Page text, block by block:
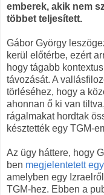
emberek, akik nem
többet teljesített.
Gábor György
kerül előtérbe, ezért
hogy tágabb
távozását. A
törléséhez, hogy a
ahonnan ő ki van
rágalmakat hordtak
késztették egy TGM-
Az ügy háttere, hogy
ben megjelentetett
amelyben egy
TGM-hez. Ebben a